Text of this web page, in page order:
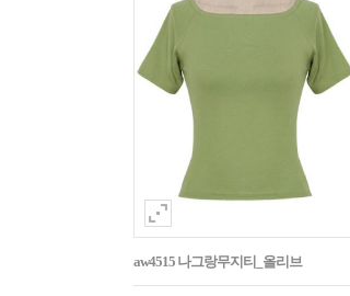
aw4515 나그랑무지티_올리브